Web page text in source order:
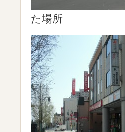
た場所